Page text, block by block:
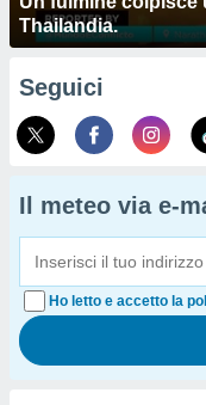
Thailandia.
Seguici
Il meteo via e-
Ho letto e accetto la